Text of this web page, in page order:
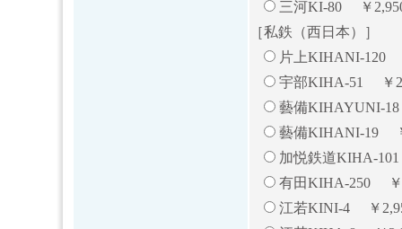
三河KI-80 ￥
［私鉄（西日本）］
片上KIHANI-120
宇部KIHA-51
藝備KIHAYUNI-
藝備KIHANI-19
加悦鉄道KIHA-
有田KIHA-250
江若KINI-4 ￥